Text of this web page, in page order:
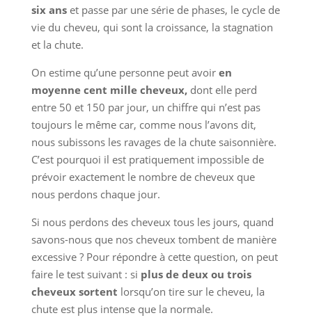
six anset passe par une série de phases, le cycle de
vie du cheveu, qui sont la croissance, la stagnation
et la chute.
On estime qu’une personne peut avoir en
moyenne cent mille cheveux,dont elle perd
entre 50 et 150 par jour, un chiffre qui n’est pas
toujours le même car, comme nous l’avons dit,
nous subissons les ravages de la chute saisonnière.
C’est pourquoi il est pratiquement impossible de
prévoir exactement le nombre de cheveux que
nous perdons chaque jour.
Si nous perdons des cheveux tous les jours, quand
savons-nous que nos cheveux tombent de manière
excessive ? Pour répondre à cette question, on peut
faire le test suivant : si plus de deux ou trois
cheveux sortent lorsqu’on tire sur le cheveu, la
chute est plus intense que la normale.